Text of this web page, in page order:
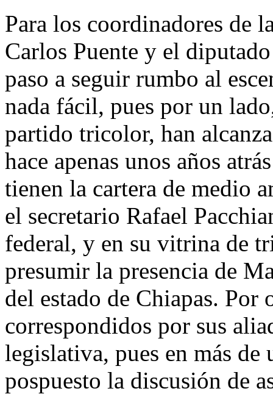
Para los coordinadores de
Carlos Puente y el
paso a seguir rumbo al
nada fácil, pues por un
partido tricolor, han
hace apenas unos años
tienen la cartera de medio
el secretario Rafael
federal, y en su vitrina de
presumir la presencia de
del estado de Chiapas. Por
correspondidos por sus
legislativa, pues en más de
pospuesto la discusión de